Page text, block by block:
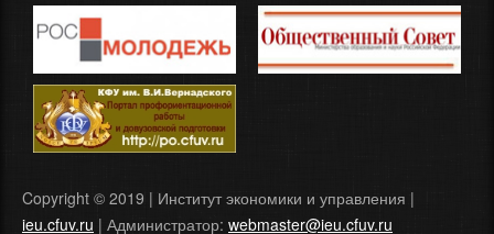
Copyright © 2019 | Институт экономики и управления |
ieu.cfuv.ru | Администратор: webmaster@ieu.cfuv.ru